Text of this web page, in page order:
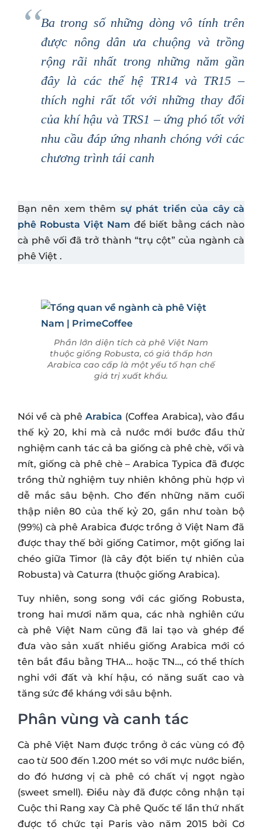
Ba trong số những dòng vô tính trên
được nông dân ưa chuộng và trồng
rộng rãi nhất trong những năm gần
đây là các thế hệ TR14 và TR15 –
thích nghi rất tốt với những thay đổi
của khí hậu và TRS1 – ứng phó tốt với
nhu cầu đáp ứng nhanh chóng với các
chương trình tái canh
Bạn nên xem thêm sự phát triển của cây cà
phê Robusta Việt Nam để biết bằng cách nào
cà phê vối đã trở thành “trụ cột” của ngành cà
phê Việt .
Phần lớn diện tích cà phê Việt Nam
thuộc giống Robusta, có giá thấp hơn
Arabica cao cấp là một yếu tố hạn chế
giá trị xuất khẩu.
Nói về cà phê Arabica (Coffea Arabica), vào đầu
thế kỷ 20, khi mà cả nước mới bước đầu thử
nghiệm canh tác cả ba giống cà phê chè, vối và
mít, giống cà phê chè – Arabica Typica đã được
trồng thử nghiệm tuy nhiên không phù hợp vì
dễ mắc sâu bệnh. Cho đến những năm cuối
thập niên 80 của thế kỷ 20, gần như toàn bộ
(99%) cà phê Arabica được trồng ở Việt Nam đã
được thay thế bởi giống Catimor, một giống lai
chéo giữa Timor (là cây đột biến tự nhiên của
Robusta) và Caturra (thuộc giống Arabica).
Tuy nhiên, song song với các giống Robusta,
trong hai mươi năm qua, các nhà nghiên cứu
cà phê Việt Nam cũng đã lai tạo và ghép để
đưa vào sản xuất nhiều giống Arabica mới có
tên bắt đầu bằng THA… hoặc TN…, có thể thích
nghi với đất và khí hậu, có năng suất cao và
tăng sức đề kháng với sâu bệnh.
Phân vùng và canh tác
Cà phê Việt Nam được trồng ở các vùng có độ
cao từ 500 đến 1.200 mét so với mực nước biển,
do đó hương vị cà phê có chất vị ngọt ngào
(sweet smell). Điều này đã được công nhận tại
Cuộc thi Rang xay Cà phê Quốc tế lần thứ nhất
được tổ chức tại Paris vào năm 2015 bởi Cơ